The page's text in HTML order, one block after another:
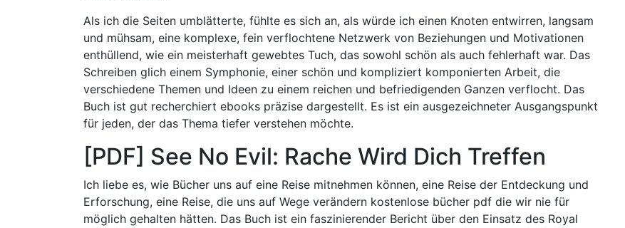
Als ich die Seiten umblätterte, fühlte es sich an, als würde ich einen Knoten entwirren, langsam
und mühsam, eine komplexe, fein verflochtene Netzwerk von Beziehungen und Motivationen
enthüllend, wie ein meisterhaft gewebtes Tuch, das sowohl schön als auch fehlerhaft war. Das
Schreiben glich einem Symphonie, einer schön und kompliziert komponierten Arbeit, die
verschiedene Themen und Ideen zu einem reichen und befriedigenden Ganzen verflocht. Das
Buch ist gut recherchiert ebooks präzise dargestellt. Es ist ein ausgezeichneter Ausgangspunkt
für jeden, der das Thema tiefer verstehen möchte.
[PDF] See No Evil: Rache Wird Dich Treffen
Ich liebe es, wie Bücher uns auf eine Reise mitnehmen können, eine Reise der Entdeckung und
Erforschung, eine Reise, die uns auf Wege verändern kostenlose bücher pdf die wir nie für
möglich gehalten hätten. Das Buch ist ein faszinierender Bericht über den Einsatz des Royal